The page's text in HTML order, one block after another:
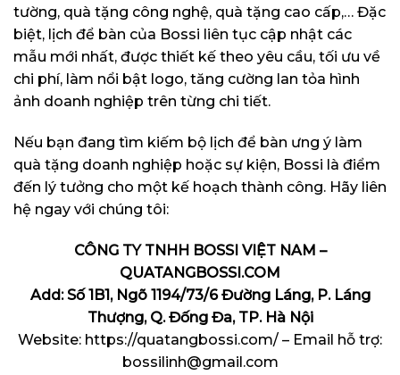
tường, quà tặng công nghệ, quà tặng cao cấp,… Đặc
biệt, lịch để bàn của Bossi liên tục cập nhật các
mẫu mới nhất, được thiết kế theo yêu cầu, tối ưu về
chi phí, làm nổi bật logo, tăng cường lan tỏa hình
ảnh doanh nghiệp trên từng chi tiết.
Nếu bạn đang tìm kiếm bộ lịch để bàn ưng ý làm
quà tặng doanh nghiệp hoặc sự kiện, Bossi là điểm
đến lý tưởng cho một kế hoạch thành công. Hãy liên
hệ ngay với chúng tôi:
CÔNG TY TNHH BOSSI VIỆT NAM –
QUATANGBOSSI.COM
Add: Số 1B1, Ngõ 1194/73/6 Đường Láng, P. Láng
Thượng, Q. Đống Đa, TP. Hà Nội
Website: https://quatangbossi.com/ – Email hỗ trợ:
bossilinh@gmail.com